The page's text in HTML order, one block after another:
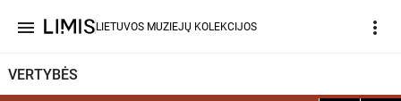
menu LIETUVOS MUZIEJŲ KOLEKCIJOS more_vert
VERTYBĖS